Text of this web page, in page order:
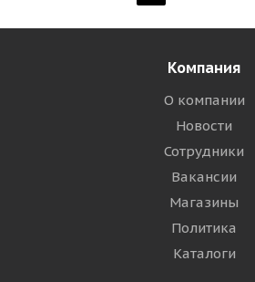
Компания
О компании
Новости
Сотрудники
Вакансии
Магазины
Политика
Каталоги